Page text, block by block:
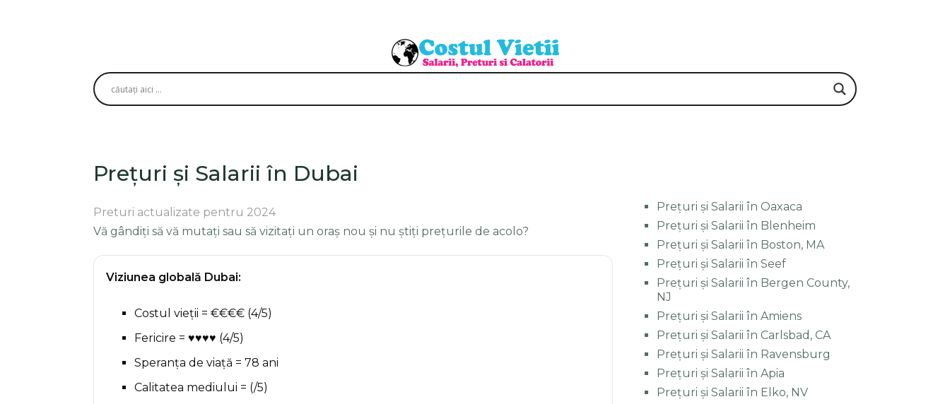
Prețuri și Salarii în Dubai
Preturi actualizate pentru 2024
Vă gândiți să vă mutați sau să vizitați un oraș nou și nu știți prețurile de acolo?
Viziunea globală Dubai:
Costul vieții = €€€€ (4/5)
Fericire = ♥♥♥♥ (4/5)
Speranța de viață = 78 ani
Calitatea mediului = (/5)
Prețuri și Salarii în Oaxaca
Prețuri și Salarii în Blenheim
Prețuri și Salarii în Boston, MA
Prețuri și Salarii în Seef
Prețuri și Salarii în Bergen County,
NJ
Prețuri și Salarii în Amiens
Prețuri și Salarii în Carlsbad, CA
Prețuri și Salarii în Ravensburg
Prețuri și Salarii în Apia
Prețuri și Salarii în Elko, NV